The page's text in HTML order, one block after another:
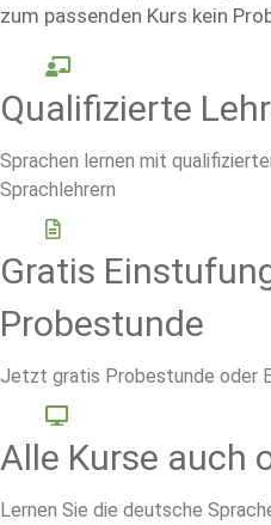
zum passenden Kurs kein
Qualifizierte
Sprachen lernen mit
Sprachlehrern
Gratis
Probestunde
Jetzt gratis Probestunde oder
Alle Kurse auch
Lernen Sie die deutsche